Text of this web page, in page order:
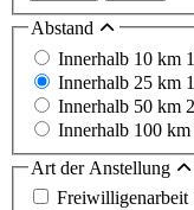
Abstand
Innerhalb 10 km 1
Innerhalb 25 km 1
Innerhalb 50 km 2
Innerhalb 100 km
Art der Anstellung
Freiwilligenarbeit